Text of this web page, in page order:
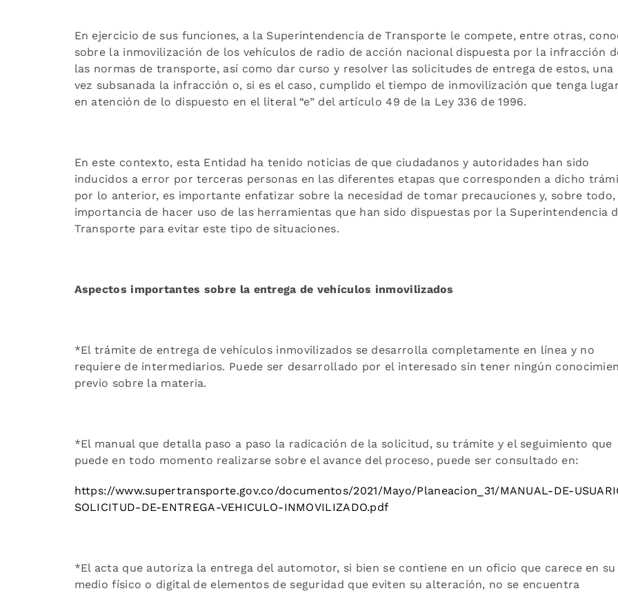
En ejercicio de sus funciones, a la Superintendencia de Transporte le compete, entre otras,
sobre la inmovilización de los vehículos de radio de acción nacional dispuesta por la infracción
las normas de transporte, así como dar curso y resolver las solicitudes de entrega de estos, una
vez subsanada la infracción o, si es el caso, cumplido el tiempo de inmovilización que tenga lugar
en atención de lo dispuesto en el literal “e” del artículo 49 de la Ley 336 de 1996.
En este contexto, esta Entidad ha tenido noticias de que ciudadanos y autoridades han sido
inducidos a error por terceras personas en las diferentes etapas que corresponden a dicho
por lo anterior, es importante enfatizar sobre la necesidad de tomar precauciones y, sobre todo,
importancia de hacer uso de las herramientas que han sido dispuestas por la Superintendencia
Transporte para evitar este tipo de situaciones.
Aspectos importantes sobre la entrega de vehículos inmovilizados
*El trámite de entrega de vehículos inmovilizados se desarrolla completamente en línea y no
requiere de intermediarios. Puede ser desarrollado por el interesado sin tener ningún
previo sobre la materia.
*El manual que detalla paso a paso la radicación de la solicitud, su trámite y el seguimiento que
puede en todo momento realizarse sobre el avance del proceso, puede ser consultado en:
https://www.supertransporte.gov.co/documentos/2021/Mayo/Planeacion_31/MANUAL-DE-
SOLICITUD-DE-ENTREGA-VEHICULO-INMOVILIZADO.pdf
*El acta que autoriza la entrega del automotor, si bien se contiene en un oficio que carece en su
medio físico o digital de elementos de seguridad que eviten su alteración, no se encuentra